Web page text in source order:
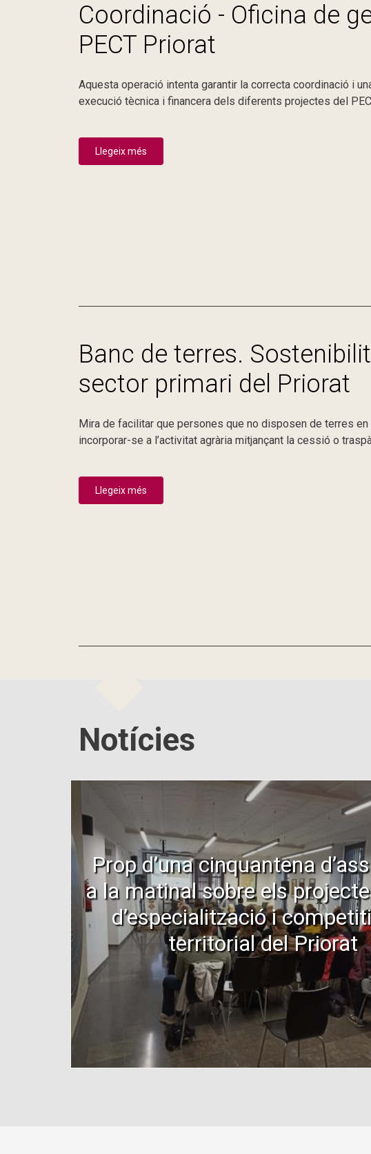
Coordinació - Oficina de
PECT Priorat
Aquesta operació intenta garantir la correcta coordinació i
execució tècnica i financera dels diferents projectes del
Llegeix més
Banc de terres.
sector primari del Priorat
Mira de facilitar que persones que no disposen de terres
incorporar-se a l’activitat agrària mitjançant la cessió o
Llegeix més
Notícies
Prop d’una cinquantena
a la matinal sobre els
d’especialització i
territorial del Priorat